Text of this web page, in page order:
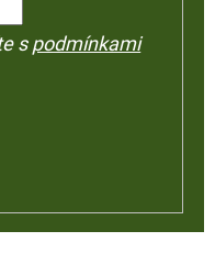
spodmínkami